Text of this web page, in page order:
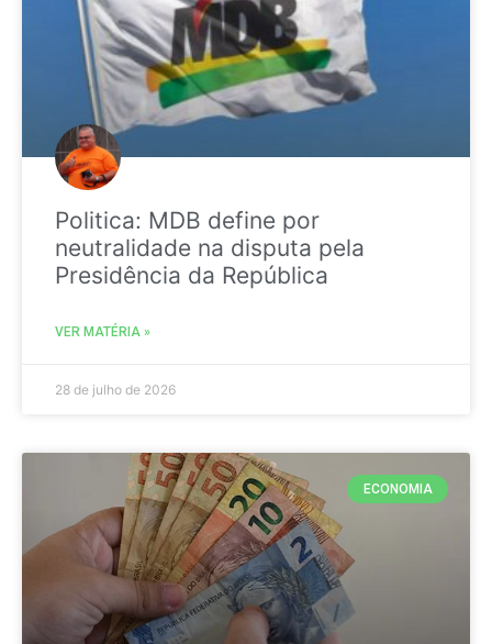
Politica: MDB define por
neutralidade na disputa pela
Presidência da República
VER MATÉRIA »
28 de julho de 2026
ECONOMIA